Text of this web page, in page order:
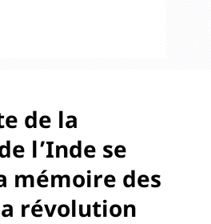
de la
l’Inde se
mémoire des
révolution